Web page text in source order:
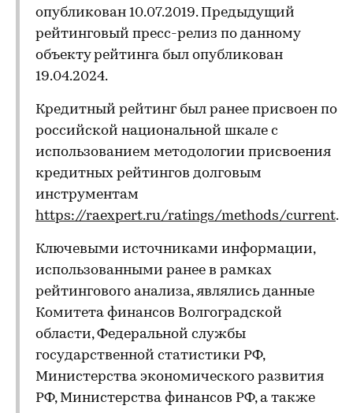
опубликован 10.07.2019. Предыдущий
рейтинговый пресс-релиз по данному
объекту рейтинга был опубликован
19.04.2024.
Кредитный рейтинг был ранее присвоен по
российской национальной шкале с
использованием методологии присвоения
кредитных рейтингов долговым
инструментам
https://raexpert.ru/ratings/methods/current.
Ключевыми источниками информации,
использованными ранее в рамках
рейтингового анализа, являлись данные
Комитета финансов Волгоградской
области, Федеральной службы
государственной статистики РФ,
Министерства экономического развития
РФ, Министерства финансов РФ, а также